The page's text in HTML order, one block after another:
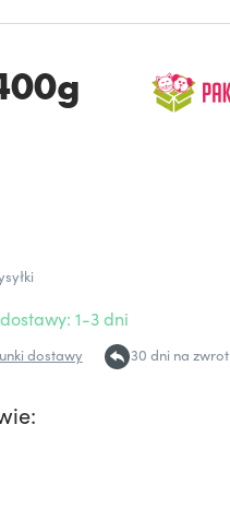
1-3 dni
dostawy 30 dni na zwrot